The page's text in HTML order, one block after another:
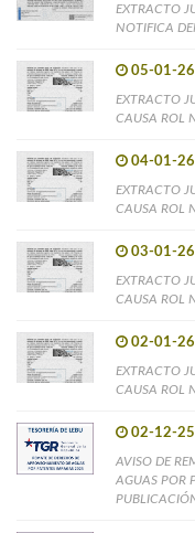
EXTRACTO
NOTIFICA
05-01-26
EXTRACTO
CAUSA ROL
04-01-26
EXTRACTO
CAUSA ROL
03-01-26
EXTRACTO
CAUSA ROL
02-01-26
EXTRACTO
CAUSA ROL
02-12-25
AVISO DE
AGUAS POR